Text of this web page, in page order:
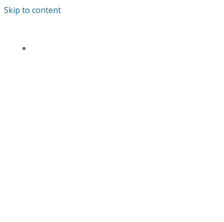
Skip to content